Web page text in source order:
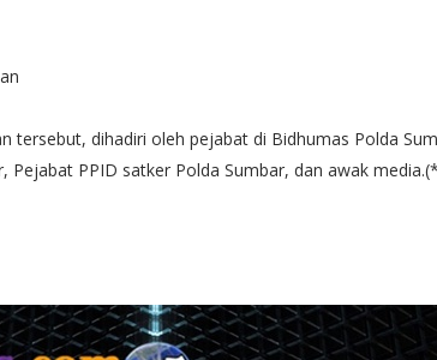
tersebut, dihadiri oleh pejabat di Bidhumas Polda
Pejabat PPID satker Polda Sumbar, dan awak